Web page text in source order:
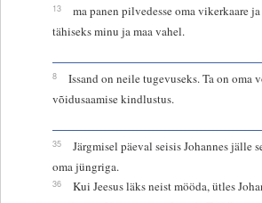
13
ma panen pilvedesse oma vikerkaare
tähiseks minu ja maa vahel.
8
Issand on neile tugevuseks. Ta on oma
võidusaamise kindlustus.
35
Järgmisel päeval seisis Johannes jälle
oma jüngriga.
36
Kui Jeesus läks neist mööda, ütles